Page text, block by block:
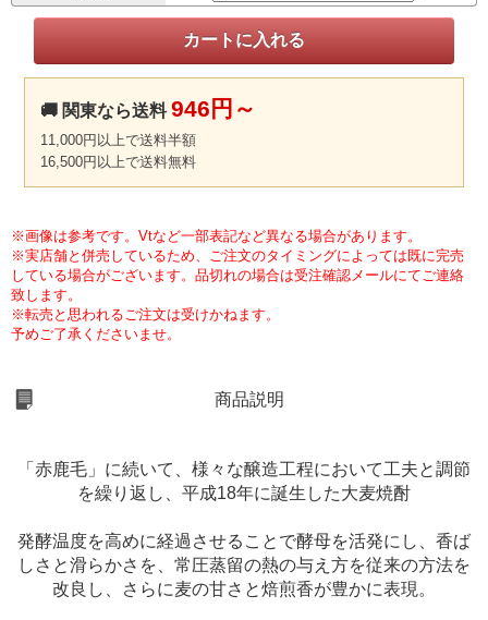
🚚 関東なら送料946円～
11,000円以上で送料半額
16,500円以上で送料無料
※画像は参考です。Vtなど一部表記など異なる場合があります。
※実店舗と併売しているため、ご注文のタイミングによっては既に完売
している場合がございます。品切れの場合は受注確認メールにてご連絡
致します。
※転売と思われるご注文は受けかねます。
予めご了承くださいませ。
商品説明
「赤鹿毛」に続いて、様々な醸造工程において工夫と調節
を繰り返し、平成18年に誕生した大麦焼酎
発酵温度を高めに経過させることで酵母を活発にし、香ば
しさと滑らかさを、常圧蒸留の熱の与え方を従来の方法を
改良し、さらに麦の甘さと焙煎香が豊かに表現。